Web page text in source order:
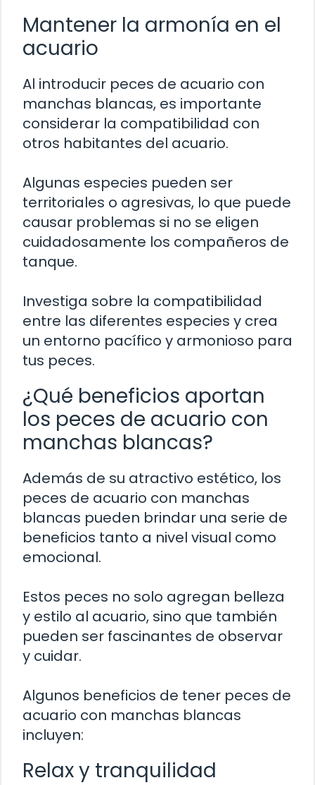
Mantener la armonía en el
acuario
Al introducir peces de acuario con
manchas blancas, es importante
considerar la compatibilidad con
otros habitantes del acuario.
Algunas especies pueden ser
territoriales o agresivas, lo que puede
causar problemas si no se eligen
cuidadosamente los compañeros de
tanque.
Investiga sobre la compatibilidad
entre las diferentes especies y crea
un entorno pacífico y armonioso para
tus peces.
¿Qué beneficios aportan
los peces de acuario con
manchas blancas?
Además de su atractivo estético, los
peces de acuario con manchas
blancas pueden brindar una serie de
beneficios tanto a nivel visual como
emocional.
Estos peces no solo agregan belleza
y estilo al acuario, sino que también
pueden ser fascinantes de observar
y cuidar.
Algunos beneficios de tener peces de
acuario con manchas blancas
incluyen:
Relax y tranquilidad